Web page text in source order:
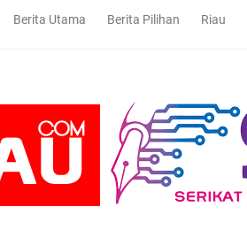
Berita Utama Berita Pilihan Riau